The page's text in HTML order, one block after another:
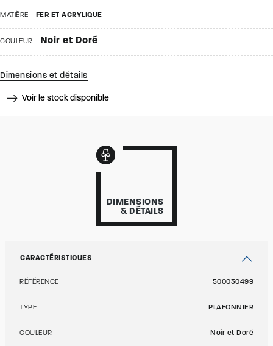
MATIÈRE FER ET ACRYLIQUE
COULEUR Noir et Doré
Dimensions et détails
Voir le stock disponible
DIMENSIONS
& DÉTAILS
CARACTÉRISTIQUES
RÉFÉRENCE 500030499
TYPE PLAFONNIER
COULEUR Noir et Doré